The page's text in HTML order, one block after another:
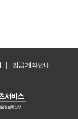
| 입금계좌안내